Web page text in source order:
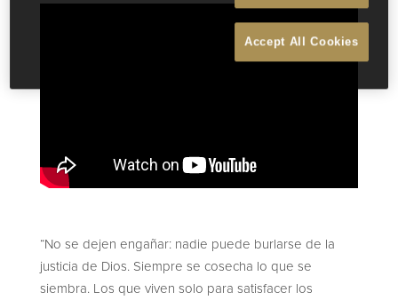
“No se dejen engañar: nadie puede burlarse de la
justicia de Dios. Siempre se cosecha lo que se
siembra. Los que viven solo para satisfacer los
Accept All Cookies